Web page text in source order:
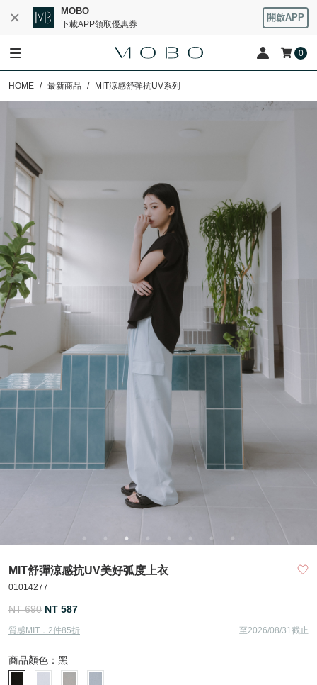
MOBO
下載APP領取優惠券
開啟APP
0
HOME 最新商品 MIT涼感舒彈抗UV系列
MIT舒彈涼感抗UV美好弧度上衣
01014277
NT 690 NT 587
質感MIT．2件85折 至2026/08/31截止
商品顏色： 黑